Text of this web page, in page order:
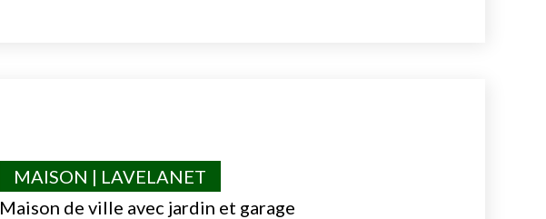
Maison de ville avec jardin et garage
MAISON | LAVELANET